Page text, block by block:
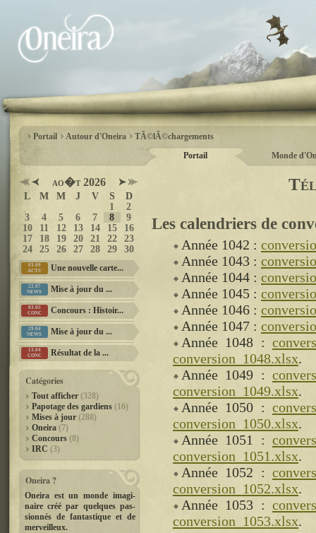
Portail Autour d'Oneira
TÃ©lÃ©chargements
Portail
Monde
ao�t 2026
L M M J V S
D
1
2
3
4 5 6 7 8
9
10
11 12 13 14 15
16
17
18 19 20 21 22
23
24
25 26 27 28 29 30
03.09
ACTU
Une nouvelle carte...
22.07
NEWS
Mise à jour du ...
03.05
CONC
Concours : Histoir...
29.04
NEWS
Mise à jour du ...
13.04
CONC
Résultat de la ...
Catégories
Tout afficher (328)
Papotage des gardiens (16)
Mises à jour (288)
Oneira (7)
Concours (8)
IRC (3)
Oneira ?
Oneira est un monde imagi­-
naire créé par quelques pas­
sionnés de fantastique et de
merveilleux.
Les calendriers de
Année 1042 :
Année 1043 :
Année 1044 :
Année 1045 :
Année 1046 :
Année 1047 :
Année 1048 :
conversion_1048.xlsx.
Année 1049 :
conversion_1049.xlsx.
Année 1050 :
conversion_1050.xlsx.
Année 1051 :
conversion_1051.xlsx.
Année 1052 :
conversion_1052.xlsx.
Année 1053 :
conversion_1053.xlsx.